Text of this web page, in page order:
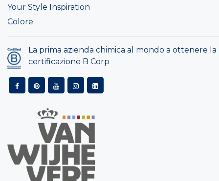
Your Style Inspiration
Colore
La prima azienda chimica al mondo a ottenere la
certificazione B Corp